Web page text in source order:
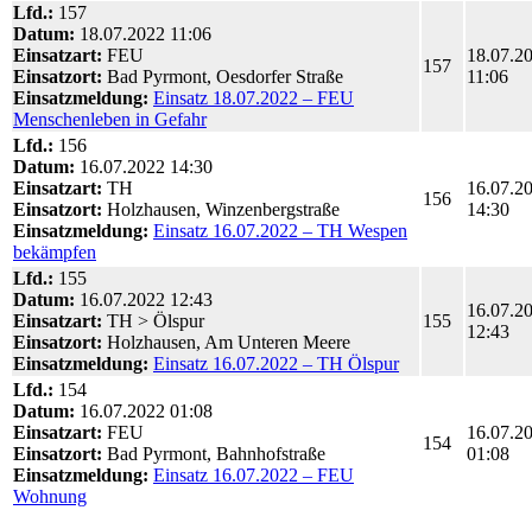
Lfd.: 157
Datum: 18.07.2022 11:06
Einsatzart: FEU
Einsatzort: Bad Pyrmont, Oesdorfer Straße
Einsatzmeldung: Einsatz 18.07.2022 – FEU
Menschenleben in Gefahr
157
11:06
Lfd.: 156
Datum: 16.07.2022 14:30
Einsatzart: TH
Einsatzort: Holzhausen, Winzenbergstraße
Einsatzmeldung: Einsatz 16.07.2022 – TH Wespen
bekämpfen
156
14:30
Lfd.: 155
Datum: 16.07.2022 12:43
Einsatzart: TH > Ölspur
Einsatzort: Holzhausen, Am Unteren Meere
Einsatzmeldung: Einsatz 16.07.2022 – TH Ölspur
155
12:43
Lfd.: 154
Datum: 16.07.2022 01:08
Einsatzart: FEU
Einsatzort: Bad Pyrmont, Bahnhofstraße
Einsatzmeldung: Einsatz 16.07.2022 – FEU
Wohnung
154
01:08